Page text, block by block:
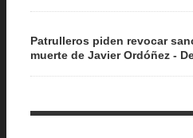
Patrulleros piden revocar
muerte de Javier Ordóñez -